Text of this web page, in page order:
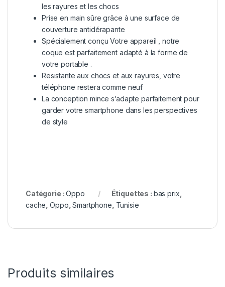
les rayures et les chocs
Prise en main sûre grâce à une surface de
couverture antidérapante
Spécialement conçu Votre appareil , notre
coque est parfaitement adapté à la forme de
votre portable .
Resistante aux chocs et aux rayures, votre
téléphone restera comme neuf
La conception mince s’adapte parfaitement pour
garder votre smartphone dans les perspectives
de style
Catégorie :Oppo Étiquettes : bas prix
cache ,Oppo ,Smartphone Tunisie
Produits similaires